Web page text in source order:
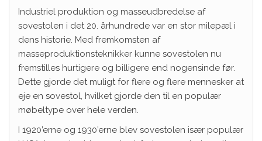
Industriel produktion og masseudbredelse af
sovestolen i det 20. århundrede var en stor milepæl i
dens historie. Med fremkomsten af
masseproduktionsteknikker kunne sovestolen nu
fremstilles hurtigere og billigere end nogensinde før.
Dette gjorde det muligt for flere og flere mennesker at
eje en sovestol, hvilket gjorde den til en populær
møbeltype over hele verden.
I 1920’erne og 1930’erne blev sovestolen især populær